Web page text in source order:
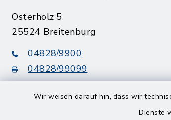
Wir weisen darauf hin, dass wir
Dienste
Osterholz 5
25524 Breitenburg
04828/9900
04828/99099
info@amt-breitenburg.de